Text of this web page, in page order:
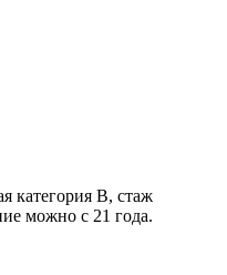
категория В, стаж
можно с 21 года.